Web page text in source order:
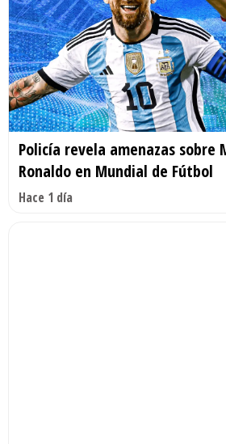
Policía revela amenazas sobre
Ronaldo en Mundial de Fútbol
Hace 1 día